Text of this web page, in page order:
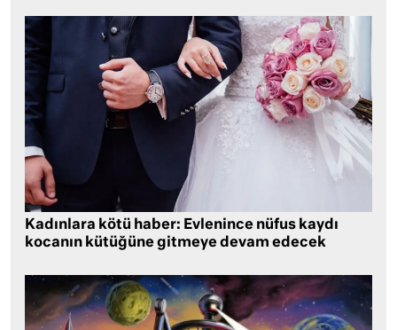
Kadınlara kötü haber: Evlenince nüfus kaydı
kocanın kütüğüne gitmeye devam edecek